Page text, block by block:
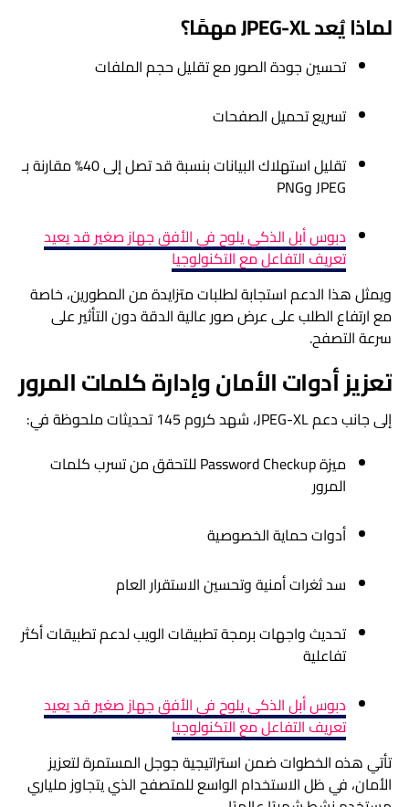
لماذا يُعد JPEG-XL مهمًا؟
تحسين جودة الصور مع تقليل حجم الملفات
تسريع تحميل الصفحات
تقليل استهلاك البيانات بنسبة قد تصل إلى 40% مقارنة بـ
JPEG وPNG
دبوس أبل الذكي يلوح في الأفق جهاز صغير قد يعيد
تعريف التفاعل مع التكنولوجيا
ويمثل هذا الدعم استجابة لطلبات متزايدة من المطورين، خاصة
مع ارتفاع الطلب على عرض صور عالية الدقة دون التأثير على
سرعة التصفح.
تعزيز أدوات الأمان وإدارة كلمات المرور
إلى جانب دعم JPEG-XL، شهد كروم 145 تحديثات ملحوظة في:
ميزة Password Checkup للتحقق من تسرب كلمات
المرور
أدوات حماية الخصوصية
سد ثغرات أمنية وتحسين الاستقرار العام
تحديث واجهات برمجة تطبيقات الويب لدعم تطبيقات أكثر
تفاعلية
دبوس أبل الذكي يلوح في الأفق جهاز صغير قد يعيد
تعريف التفاعل مع التكنولوجيا
تأتي هذه الخطوات ضمن استراتيجية جوجل المستمرة لتعزيز
الأمان، في ظل الاستخدام الواسع للمتصفح الذي يتجاوز ملياري